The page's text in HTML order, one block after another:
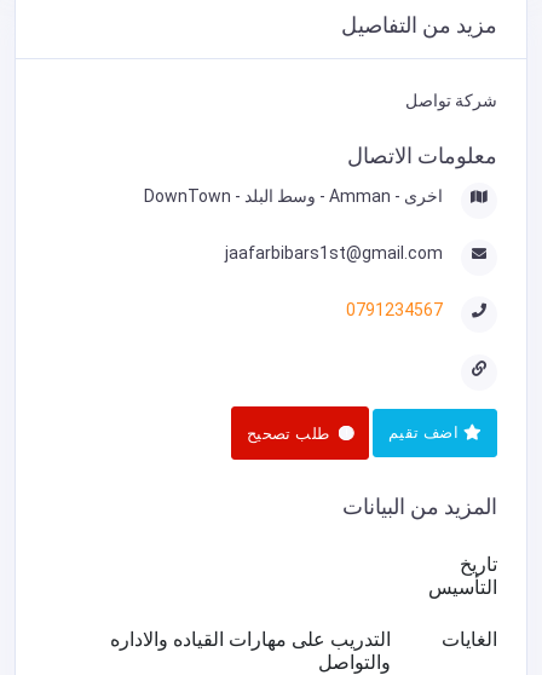
مزيد من التفاصيل
شركة تواصل
معلومات الاتصال
اخرى - Amman - وسط البلد - DownTown
اضف تقيم طلب تصحيح
المزيد من البيانات
تاريخ
التأسيس
الغايات
التدريب على مهارات القياده والاداره
والتواصل